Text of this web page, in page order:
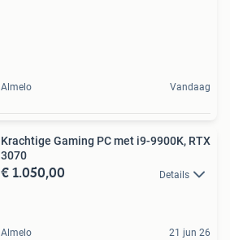
Almelo Vandaag
Krachtige Gaming PC met i9-9900K, RTX
3070
€ 1.050,00 Details
Almelo 21 jun 26